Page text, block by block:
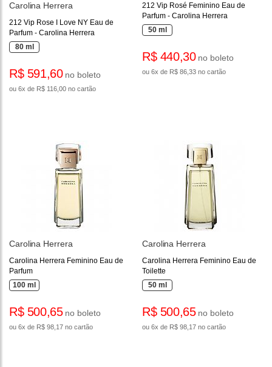
Carolina Herrera
212 Vip Rose I Love NY Eau de
Parfum - Carolina Herrera
80 ml
R$ 591,60no boleto
ou 6x de R$ 116,00 no cartão
212 Vip Rosé Feminino Eau de
Parfum - Carolina Herrera
50 ml
R$ 440,30no boleto
ou 6x de R$ 86,33 no cartão
Carolina Herrera
Carolina Herrera Feminino Eau de
Parfum
100 ml
R$ 500,65no boleto
ou 6x de R$ 98,17 no cartão
Carolina Herrera
Carolina Herrera Feminino Eau de
Toilette
50 ml
R$ 500,65no boleto
ou 6x de R$ 98,17 no cartão